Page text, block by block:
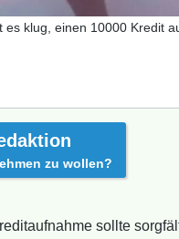
es klug, einen 10000 Kredit
zu wollen?
sollte